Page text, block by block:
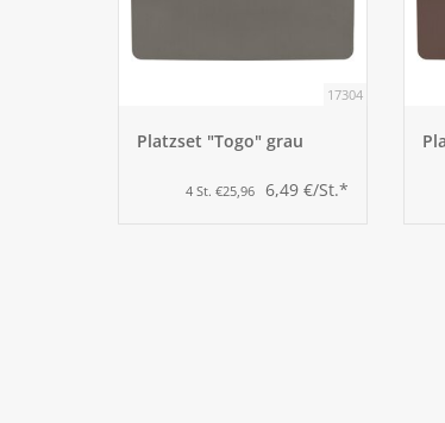
17304
Platzset "Togo" grau
4 St. €25,96 6,49 €/St.*